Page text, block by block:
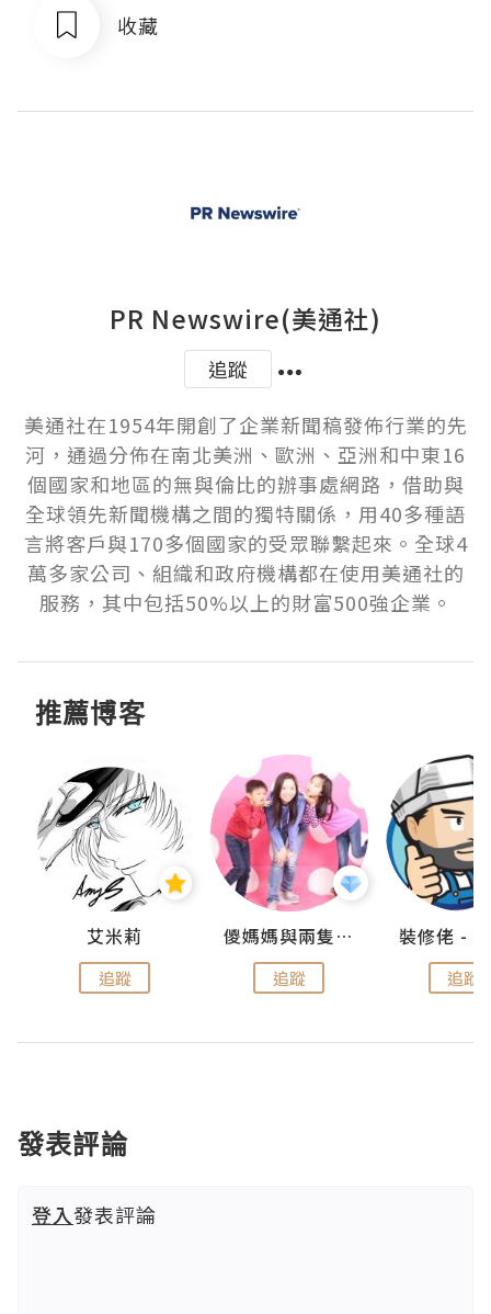
收藏
PR Newswire(美通社)
追蹤
美通社在1954年開創了企業新聞稿發佈行業的先
河，通過分佈在南北美洲、歐洲、亞洲和中東16
個國家和地區的無與倫比的辦事處網路，借助與
全球領先新聞機構之間的獨特關係，用40多種語
言將客戶與170多個國家的受眾聯繫起來。全球4
萬多家公司、組織和政府機構都在使用美通社的
服務，其中包括50%以上的財富500強企業。
推薦博客
艾米莉
追蹤
儍媽媽與兩隻小魔怪之家
追蹤 追蹤
發表評論
登入發表評論